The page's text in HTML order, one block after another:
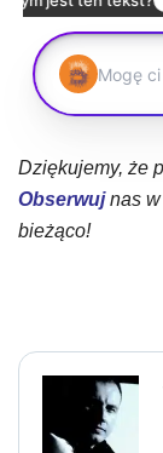
Dziękujemy, że
Obserwujnas w
bieżąco!